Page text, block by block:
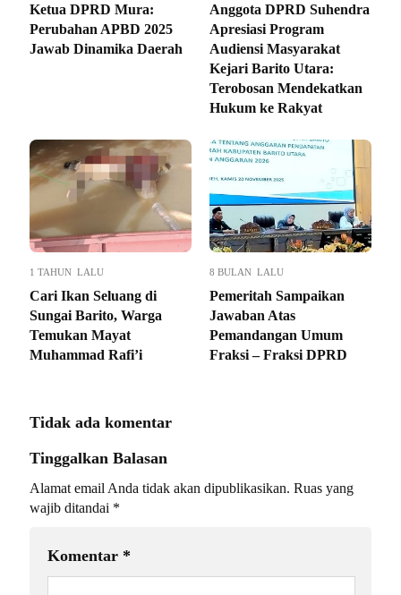
Ketua DPRD Mura:
Perubahan APBD 2025
Jawab Dinamika Daerah
Anggota DPRD Suhendra
Apresiasi Program
Audiensi Masyarakat
Kejari Barito Utara:
Terobosan Mendekatkan
Hukum ke Rakyat
1 TAHUN LALU
Cari Ikan Seluang di
Sungai Barito, Warga
Temukan Mayat
Muhammad Rafi’i
8 BULAN LALU
Pemeritah Sampaikan
Jawaban Atas
Pemandangan Umum
Fraksi – Fraksi DPRD
Tidak ada komentar
Tinggalkan Balasan
Alamat email Anda tidak akan dipublikasikan. Ruas yang
wajib ditandai *
Komentar *